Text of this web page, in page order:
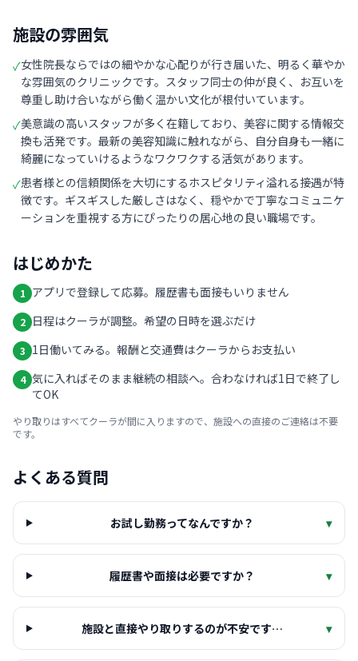
施設の雰囲気
✓女性院長ならではの細やかな心配りが行き届いた、明るく華やか
な雰囲気のクリニックです。スタッフ同士の仲が良く、お互いを
尊重し助け合いながら働く温かい文化が根付いています。
✓美意識の高いスタッフが多く在籍しており、美容に関する情報交
換も活発です。最新の美容知識に触れながら、自分自身も一緒に
綺麗になっていけるようなワクワクする活気があります。
✓患者様との信頼関係を大切にするホスピタリティ溢れる接遇が特
徴です。ギスギスした厳しさはなく、穏やかで丁寧なコミュニケ
ーションを重視する方にぴったりの居心地の良い職場です。
はじめかた
1 アプリで登録して応募。履歴書も面接もいりません
2 日程はクーラが調整。希望の日時を選ぶだけ
3 1日働いてみる。報酬と交通費はクーラからお支払い
4 気に入ればそのまま継続の相談へ。合わなければ1日で終了し
てOK
やり取りはすべてクーラが間に入りますので、施設への直接のご連絡は不要
です。
よくある質問
お試し勤務ってなんですか？ ▾
履歴書や面接は必要ですか？ ▾
施設と直接やり取りするのが不安です… ▾